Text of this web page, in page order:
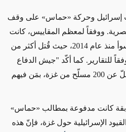
«حماس» على وقف
ووفقاً لمعظم المقاييس، كانت
الأسوأ منذ عام 2014، حيث قُتل أكثر من
إسرائيلياً وفقاً للتقارير. كما أكّد "جيش الدفاع
الإسرائيلي" عن مقتل ما لا يقلّ عن 200 مسلّح من غزة، بمَن فيهم
كانت مدفوعة بمطالب «حماس»
الإسرائيلية حول غزة، فإنّ هذه